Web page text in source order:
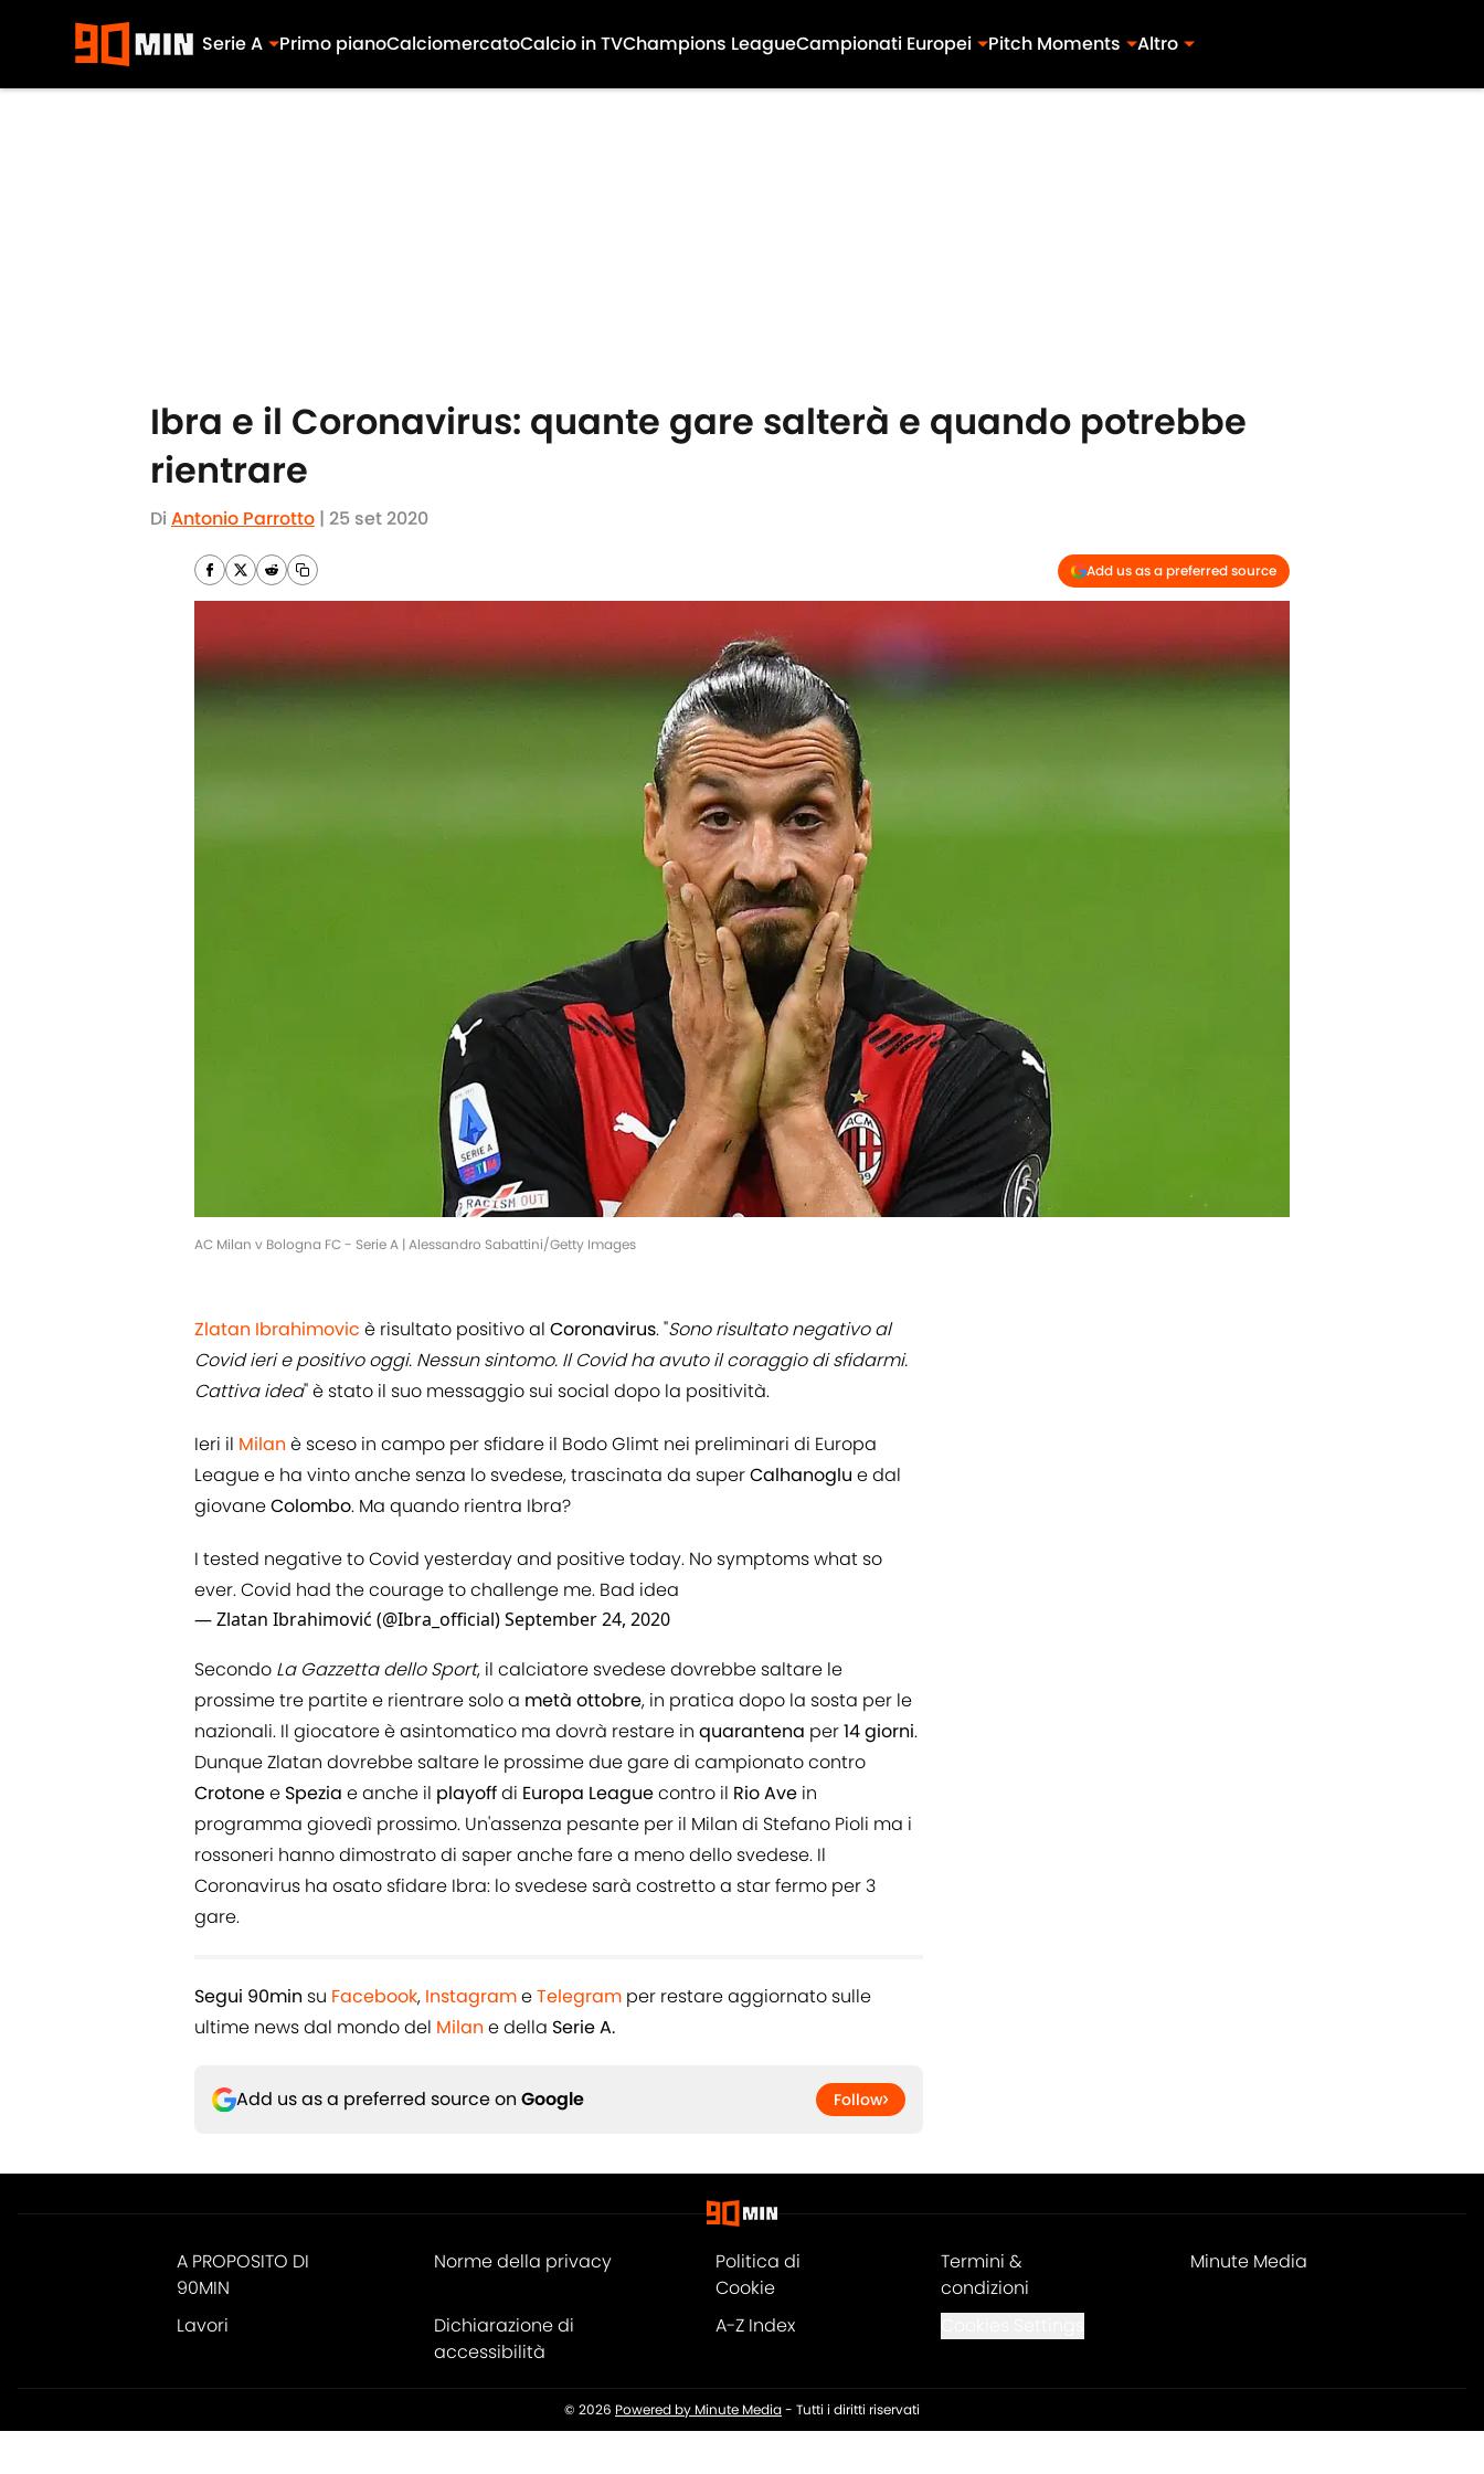
Serie A Primo pianoCalciomercatoCalcio in TVChampions LeagueCampionati Europei Pitch Moments Altro
Ibra e il Coronavirus: quante gare salterà e quando potrebbe
rientrare
Di Antonio Parrotto | 25 set 2020
Add us as a preferred source
AC Milan v Bologna FC - Serie A | Alessandro Sabattini/Getty Images
Zlatan Ibrahimovic è risultato positivo al Coronavirus. "Sono risultato negativo al
Covid ieri e positivo oggi. Nessun sintomo. Il Covid ha avuto il coraggio di sfidarmi.
Cattiva idea" è stato il suo messaggio sui social dopo la positività.
Ieri il Milan è sceso in campo per sfidare il Bodo Glimt nei preliminari di Europa
League e ha vinto anche senza lo svedese, trascinata da superCalhanoglu e dal
giovaneColombo. Ma quando rientra Ibra?
I tested negative to Covid yesterday and positive today. No symptoms what so
ever. Covid had the courage to challenge me. Bad idea
— Zlatan Ibrahimović (@Ibra_official)September 24, 2020
Secondo La Gazzetta dello Sport, il calciatore svedese dovrebbe saltare le
prossime tre partite e rientrare solo a metà ottobre, in pratica dopo la sosta per le
nazionali. Il giocatore è asintomatico ma dovrà restare in quarantena per14 giorni.
Dunque Zlatan dovrebbe saltare le prossime due gare di campionato contro
Crotonee Spezia e anche il playoffdi Europa Leaguecontro il RioAve in
programma giovedì prossimo. Un'assenza pesante per il Milan di Stefano Pioli ma i
rossoneri hanno dimostrato di saper anche fare a meno dello svedese. Il
Coronavirus ha osato sfidare Ibra: lo svedese sarà costretto a star fermo per 3
gare.
Segui 90min su Facebook, InstagrameTelegram per restare aggiornato sulle
ultime news dal mondo del Milan e della Serie A.
Add us as a preferred source on Google Follow
A PROPOSITO DI
90MIN
Norme della privacy
Politica di
Cookie
Termini &
condizioni
Minute Media
Lavori
Dichiarazione di
accessibilità
A-Z Index
© 2026 Powered by Minute Media- Tutti i diritti riservati